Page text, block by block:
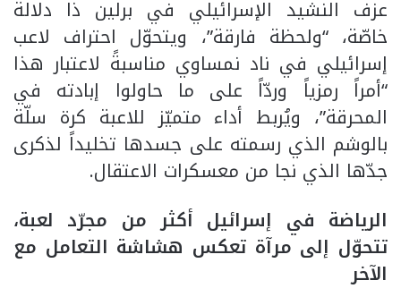
عزف النشيد الإسرائيلي في برلين ذا دلالة
خاصّة، “ولحظة فارقة”، ويتحوّل احتراف لاعب
إسرائيلي في ناد نمساوي مناسبةً لاعتبار هذا
“أمراً رمزياً وردّاً على ما حاولوا إبادته في
المحرقة”، ويُربط أداء متميّز للاعبة كرة سلّة
بالوشم الذي رسمته على جسدها تخليداً لذكرى
جدّها الذي نجا من معسكرات الاعتقال.
الرياضة في إسرائيل أكثر من مجرّد لعبة،
تتحوّل إلى مرآة تعكس هشاشة التعامل مع
الآخر